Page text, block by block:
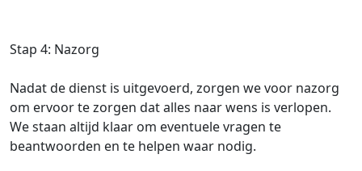
Stap 4: Nazorg
Nadat de dienst is uitgevoerd, zorgen we voor nazorg
om ervoor te zorgen dat alles naar wens is verlopen.
We staan altijd klaar om eventuele vragen te
beantwoorden en te helpen waar nodig.